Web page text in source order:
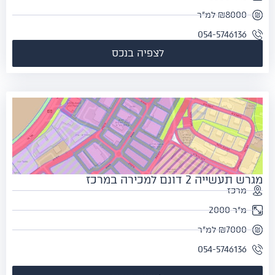
₪8000 למ"ר
054-5746136
לצפיה בנכס
2 דונם למכירה במרכז
מרכז
מ"ר 2000
₪7000 למ"ר
054-5746136